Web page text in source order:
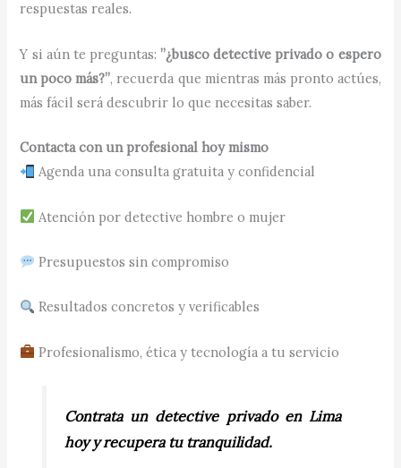
respuestas reales.
Y si aún te preguntas:”¿busco detective privado o espero
un poco más?”, recuerda que mientras más pronto actúes,
más fácil será descubrir lo que necesitas saber.
Contacta con un profesional hoy mismo
Agenda una consulta gratuita y confidencial
Atención por detective hombre o mujer
Presupuestos sin compromiso
Resultados concretos y verificables
Profesionalismo, ética y tecnología a tu servicio
Contrata un detective privado en Lima
hoy y recupera tu tranquilidad.